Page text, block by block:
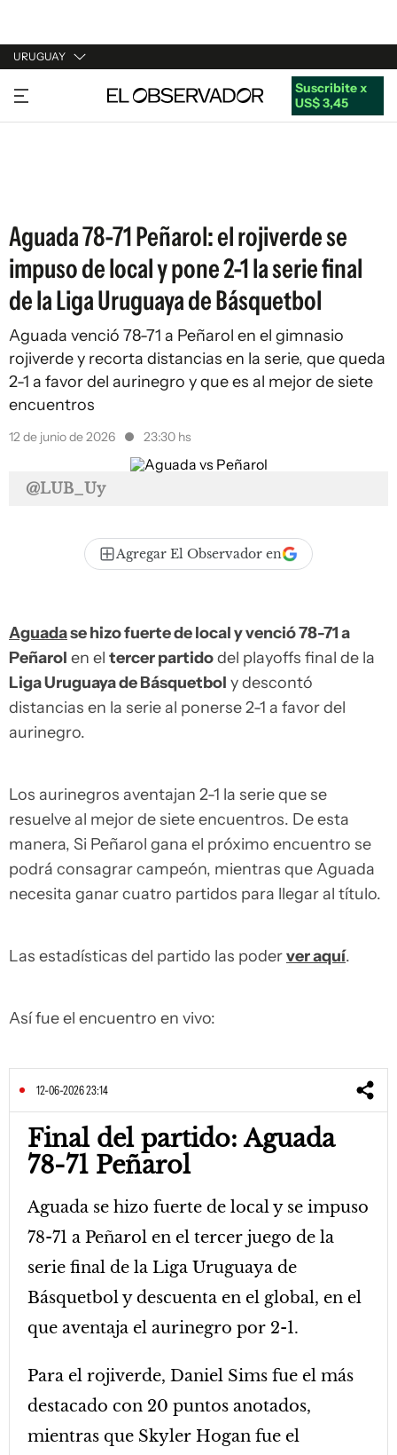
URUGUAY
URUGUAY
ARGENTINA
Suscribite x
US$ 3,45
Aguada 78-71 Peñarol: el rojiverde se
impuso de local y pone 2-1 la serie final
de la Liga Uruguaya de Básquetbol
Aguada venció 78-71 a Peñarol en el gimnasio
rojiverde y recorta distancias en la serie, que queda
2-1 a favor del aurinegro y que es al mejor de siete
encuentros
12 de junio de 2026 23:30 hs
@LUB_Uy
Agregar El Observador en
Aguadase hizo fuerte de local y venció 78-71 a
Peñarol en el tercer partidodel playoffs final de la
Liga Uruguaya de Básquetbol y descontó
distancias en la serie al ponerse 2-1 a favor del
aurinegro.
Los aurinegros aventajan 2-1 la serie que se
resuelve al mejor de siete encuentros. De esta
manera, Si Peñarol gana el próximo encuentro se
podrá consagrar campeón, mientras que Aguada
necesita ganar cuatro partidos para llegar al título.
Las estadísticas del partido las poderver aquí.
Así fue el encuentro en vivo:
12-06-2026 23:14
Final del partido: Aguada
78-71 Peñarol
Aguada se hizo fuerte de local y se impuso
78-71 a Peñarol en el tercer juego de la
serie final de la Liga Uruguaya de
Básquetbol y descuenta en el global, en el
que aventaja el aurinegro por 2-1.
Para el rojiverde, Daniel Sims fue el más
destacado con 20 puntos anotados,
mientras que Skyler Hogan fue el